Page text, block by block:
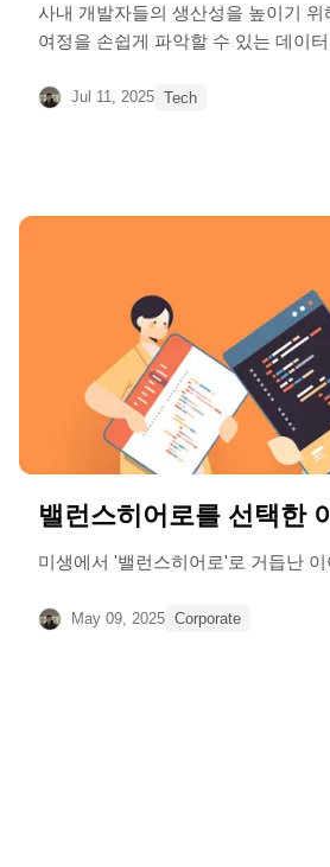
사내 개발자들의 생산성을 높이기 위
여정을 손쉽게 파악할 수 있는 데이
Jul 11, 2025 Tech
밸런스히어로를 선택한
미생에서 '밸런스히어로'로 거듭난 이
May 09, 2025 Corporate